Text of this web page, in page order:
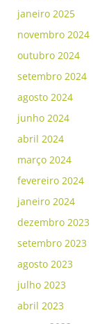
janeiro 2025
novembro 2024
outubro 2024
setembro 2024
agosto 2024
junho 2024
abril 2024
março 2024
fevereiro 2024
janeiro 2024
dezembro 2023
setembro 2023
agosto 2023
julho 2023
abril 2023